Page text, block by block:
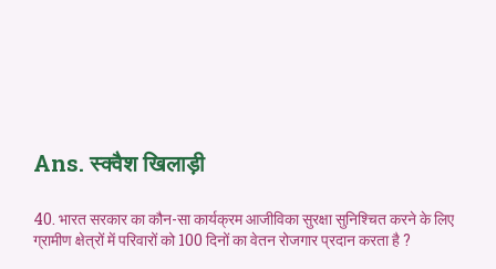
Ans. स्क्वैश खिलाड़ी
40. भारत सरकार का कौन-सा कार्यक्रम आजीविका सुरक्षा सुनिश्चित करने के लिए
ग्रामीण क्षेत्रों में परिवारों को 100 दिनों का वेतन रोजगार प्रदान करता है ?